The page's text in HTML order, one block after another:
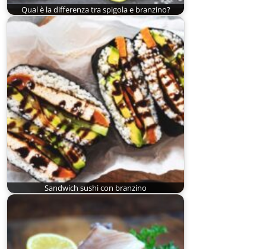
Qual è la differenza tra spigola e branzino?
Sandwich sushi con branzino